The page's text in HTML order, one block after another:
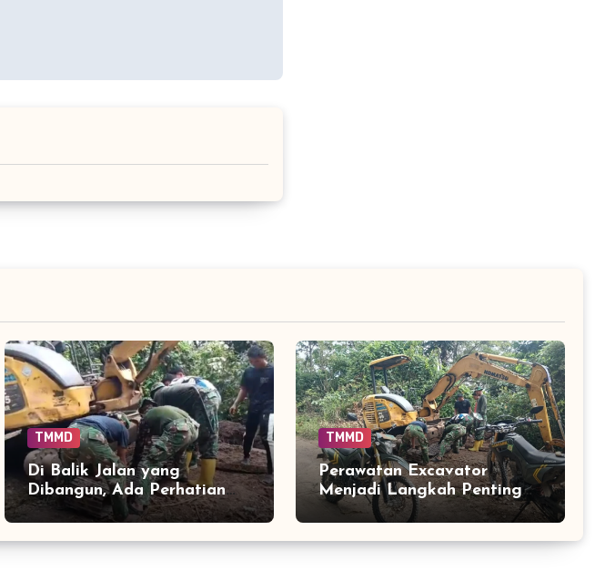
TMMD
Di Balik Jalan yang
Dibangun, Ada Perhatian
Besar pada Kondisi Alat
Berat
TMMD
Perawatan Excavator
Menjadi Langkah Penting
Menjaga Kelancaran
Peningkatan Jalan TMMD